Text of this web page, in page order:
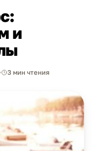
и
3 мин чтения